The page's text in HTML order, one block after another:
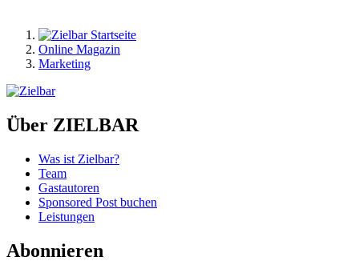
Online Magazin
Marketing
Über ZIELBAR
Was ist Zielbar?
Team
Gastautoren
Sponsored Post buchen
Leistungen
Abonnieren